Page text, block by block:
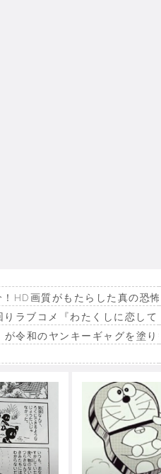
HD画質がもたらした真の恐
ラブコメ『わたくしに恋して
令和のヤンキーギャグを塗り